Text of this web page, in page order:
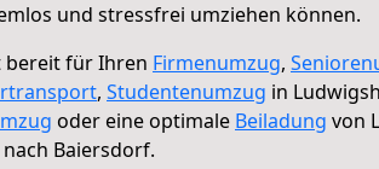
und stressfrei umziehen können.
bereit für Ihren Firmenumzug,
, Studentenumzug in
oder eine optimale Beiladung von
nach Baiersdorf.